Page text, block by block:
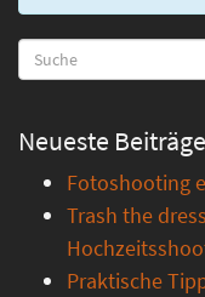
Neueste Beiträge
Fotoshooting
Trash the
Praktische